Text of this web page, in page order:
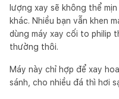
lượng xay sẽ không thể
khác. Nhiều bạn vẫn khen
dùng máy xay cối to philip
thường thôi.
Máy này chỉ hợp để xay
sánh, cho nhiều đá thì hơi